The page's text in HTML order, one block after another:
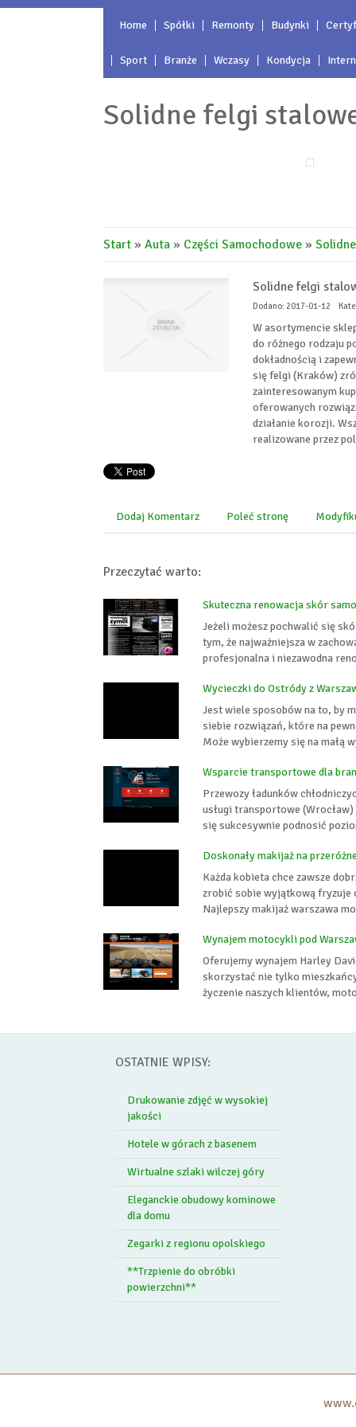
Home Spółki Remonty Budynki
Sport Branże Wczasy Kondycja
Solidne felgi
Start » Auta » Części Samochodowe »
Solidne felgi
Dodano: 2017-01-12
W asortymencie
do różnego rodzaju
dokładnością i
się felgi (Kraków)
zainteresowanym
oferowanych
działanie korozji.
realizowane przez
Dodaj Komentarz Poleć stronę
Przeczytać warto:
Skuteczna renowacja skór
Jeżeli możesz pochwalić się
tym, że najważniejsza w
profesjonalna i niezawodna
Wycieczki do Ostródy z
Jest wiele sposobów na to, by
siebie rozwiązań, które na
Może wybierzemy się na małą
Wsparcie transportowe dla
Przewozy ładunków
usługi transportowe
się sukcesywnie podnosić
Doskonały makijaż na
Każda kobieta chce zawsze
zrobić sobie wyjątkową fryzuje
Najlepszy makijaż warszawa
Wynajem motocykli pod
Oferujemy wynajem Harley
skorzystać nie tylko
życzenie naszych klientów,
OSTATNIE WPISY:
Drukowanie zdjęć w wysokiej
jakości
Hotele w górach z basenem
Wirtualne szlaki wilczej góry
Eleganckie obudowy kominowe
dla domu
Zegarki z regionu opolskiego
**Trzpienie do obróbki
powierzchni**